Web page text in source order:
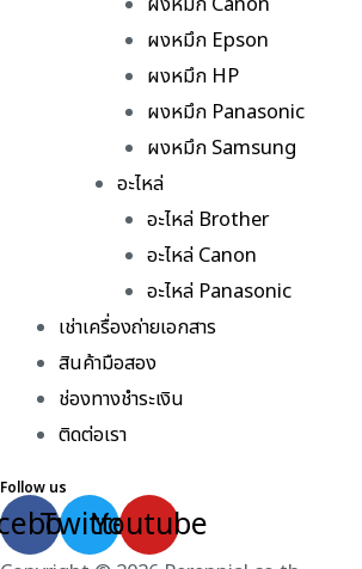
ผงหมึก Epson
ผงหมึก HP
ผงหมึก Panasonic
ผงหมึก Samsung
อะไหล่
อะไหล่ Brother
อะไหล่ Canon
อะไหล่ Panasonic
เช่าเครื่องถ่ายเอกสาร
สินค้ามือสอง
ช่องทางชำระเงิน
ติดต่อเรา
Follow us
TwitterYoutube